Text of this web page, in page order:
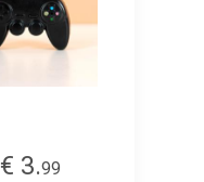
€ 3.99